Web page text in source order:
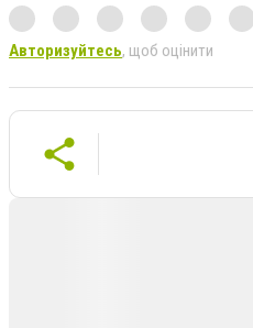
Авторизуйтесь, щоб оцінити